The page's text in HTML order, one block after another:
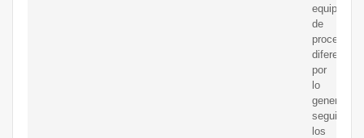
equipos
de
proceso
diferentes,
por
lo
general,
seguimos
los